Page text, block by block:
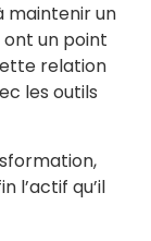
maintenir un
un point
relation
les outils
l’actif qu’il